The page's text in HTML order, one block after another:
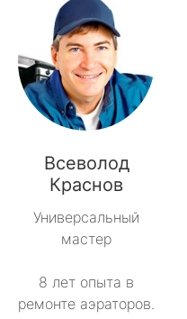
Всеволод
Краснов
Универсальный
мастер
8 лет опыта в
ремонте аэраторов.